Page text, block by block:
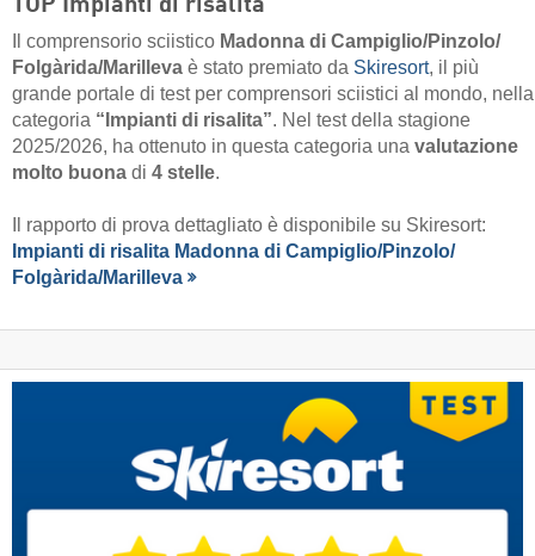
TOP Impianti di risalita
Il comprensorio sciistico Madonna di Campiglio/​Pinzolo/​
Folgàrida/​Marilleva è stato premiato da Skiresort, il più
grande portale di test per comprensori sciistici al mondo, nella
categoria “Impianti di risalita”. Nel test della stagione
2025/2026, ha ottenuto in questa categoria una valutazione
molto buona di 4 stelle.
Il rapporto di prova dettagliato è disponibile su Skiresort:
Impianti di risalita Madonna di Campiglio/​Pinzolo/​
Folgàrida/​Marilleva